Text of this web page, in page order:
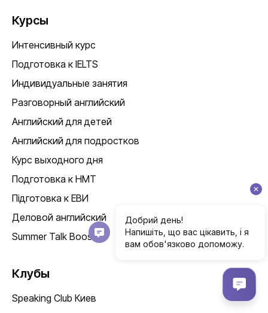
Курсы
Интенсивный курс
Подготовка к IELTS
Индивидуальные занятия
Разговорный английский
Английский для детей
Английский для подростков
Курс выходного дня
Подготовка к НМТ
Підготовка к ЕВИ
Деловой английский
Summer Talk Boost
Клубы
Speaking Club Киев